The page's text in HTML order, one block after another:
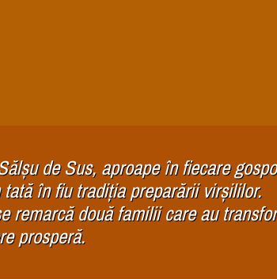
de Sus, aproape în fiecare
în fiu tradiția preparării virșililor.
remarcă două familii care au
prosperă.